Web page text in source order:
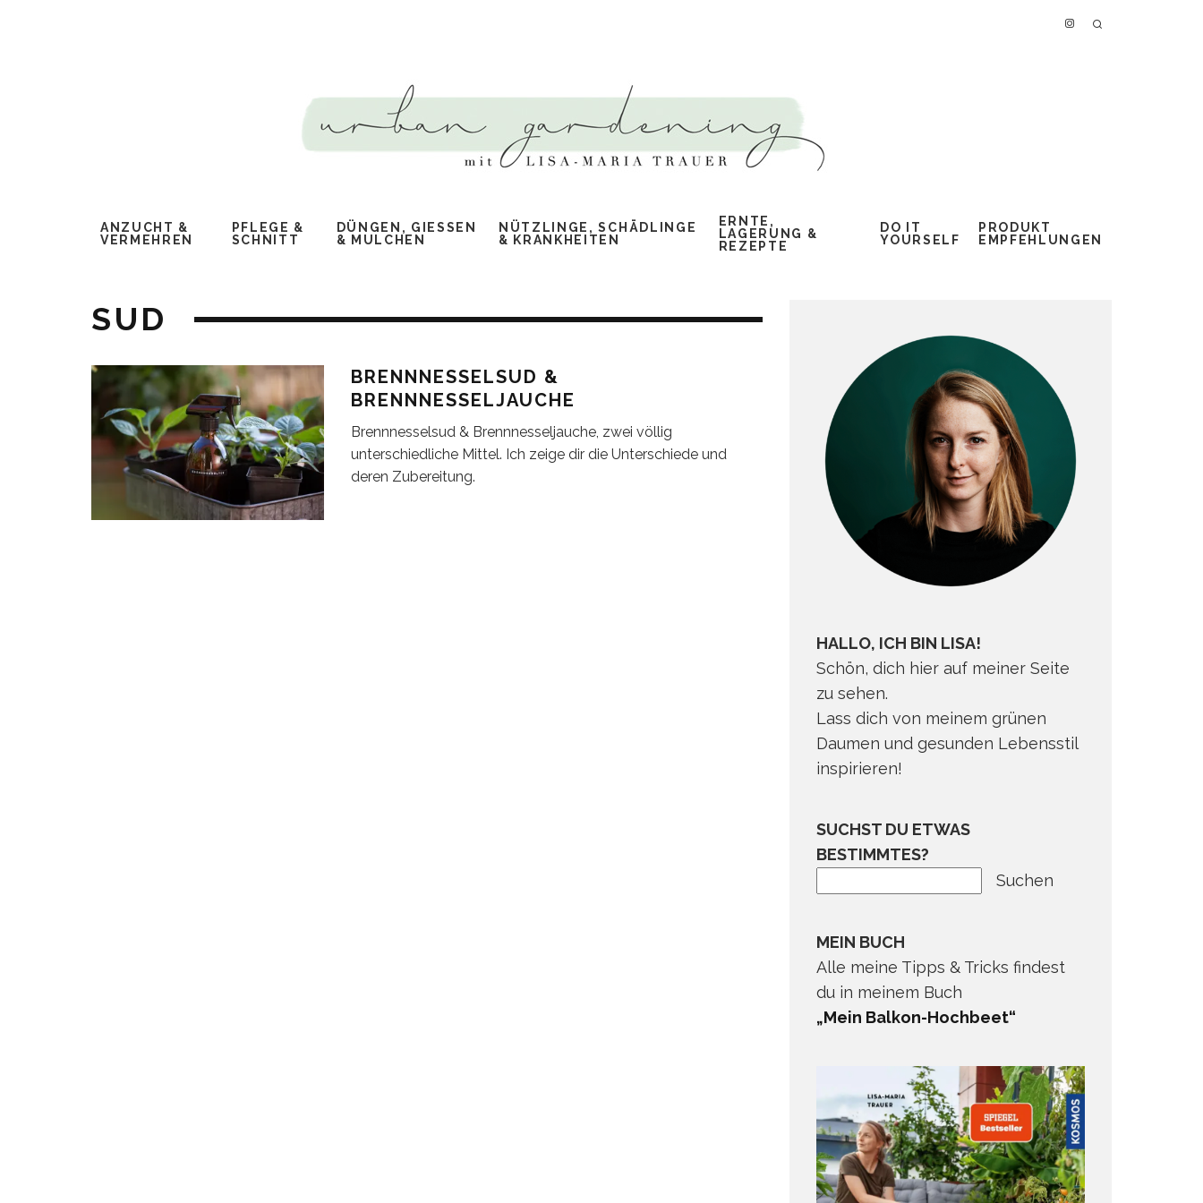
ANZUCHT &
VERMEHREN
PFLEGE &
SCHNITT
DÜNGEN, GIESSEN &
MULCHEN
NÜTZLINGE, SCHÄDLINGE
& KRANKHEITEN
ERNTE,
LAGERUNG &
REZEPTE
DO IT
YOURSELF
PRODUKT
EMPFEHLUNGEN
SUD
BRENNNESSELSUD &
BRENNNESSELJAUCHE
Brennnesselsud & Brennnesseljauche, zwei völlig
unterschiedliche Mittel. Ich zeige dir die Unterschiede und
deren Zubereitung.
HALLO, ICH BIN LISA!
Schön, dich hier auf meiner Seite
zu sehen.
Lass dich von meinem grünen
Daumen und gesunden Lebensstil
inspirieren!
SUCHST DU ETWAS
BESTIMMTES?
Suchen
MEIN BUCH
Alle meine Tipps & Tricks findest
du in meinem Buch
„Mein Balkon-Hochbeet“